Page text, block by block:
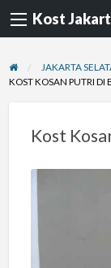
Kost
JAKARTA
KOST KOSAN PUTRI DI
Kost